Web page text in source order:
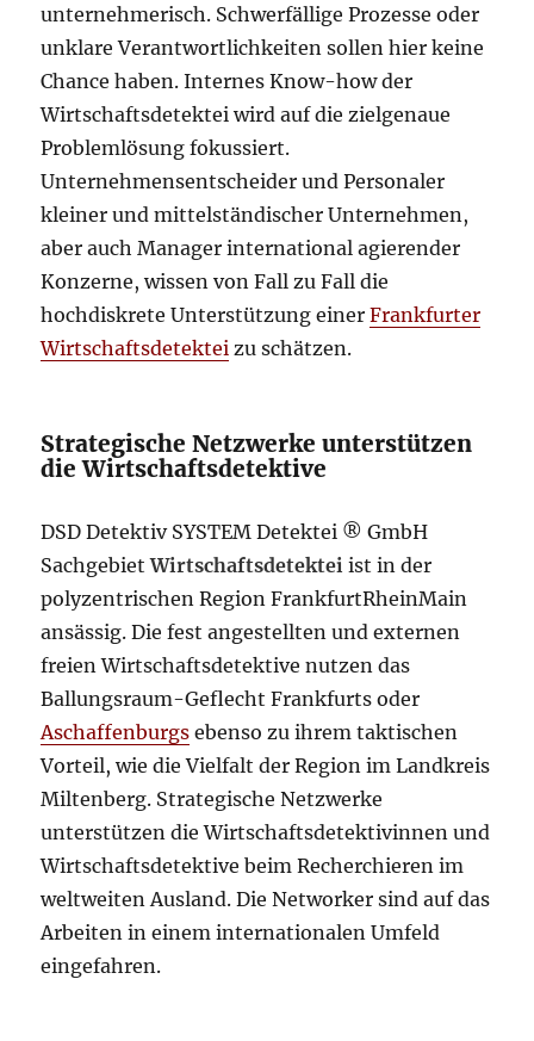
unternehmerisch. Schwerfällige Prozesse oder
unklare Verantwortlichkeiten sollen hier keine
Chance haben. Internes Know-how der
Wirtschaftsdetektei wird auf die zielgenaue
Problemlösung fokussiert.
Unternehmensentscheider und Personaler
kleiner und mittelständischer Unternehmen,
aber auch Manager international agierender
Konzerne, wissen von Fall zu Fall die
hochdiskrete Unterstützung einerFrankfurter
Wirtschaftsdetektei zu schätzen.
Strategische Netzwerke unterstützen
die Wirtschaftsdetektive
DSD Detektiv SYSTEM Detektei ® GmbH
SachgebietWirtschaftsdetektei ist in der
polyzentrischen Region FrankfurtRheinMain
ansässig. Die fest angestellten und externen
freien Wirtschaftsdetektive nutzen das
Ballungsraum-Geflecht Frankfurts oder
Aschaffenburgs ebenso zu ihrem taktischen
Vorteil, wie die Vielfalt der Region im Landkreis
Miltenberg. Strategische Netzwerke
unterstützen die Wirtschaftsdetektivinnen und
Wirtschaftsdetektive beim Recherchieren im
weltweiten Ausland. Die Networker sind auf das
Arbeiten in einem internationalen Umfeld
eingefahren.